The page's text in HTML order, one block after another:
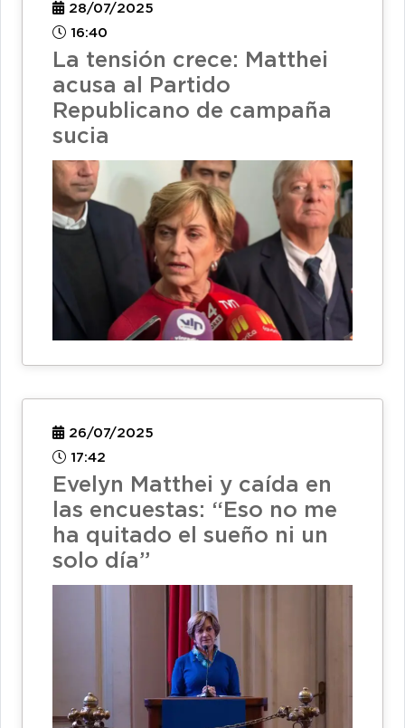
28/07/2025
16:40
La tensión crece: Matthei
acusa al Partido
Republicano de campaña
sucia
26/07/2025
17:42
Evelyn Matthei y caída en
las encuestas: “Eso no me
ha quitado el sueño ni un
solo día”